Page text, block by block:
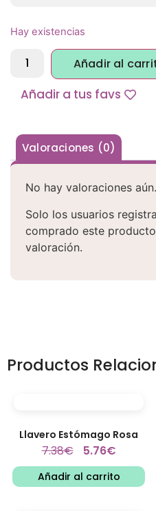
Hay existencias
Añadir al
Alternative:
Añadir a tus favs
Valoraciones (0)
No hay valoraciones aún.
Solo los usuarios
comprado este
valoración.
Productos
Llavero Estómago Rosa
7.38€ 5.76€
Añadir al carrito